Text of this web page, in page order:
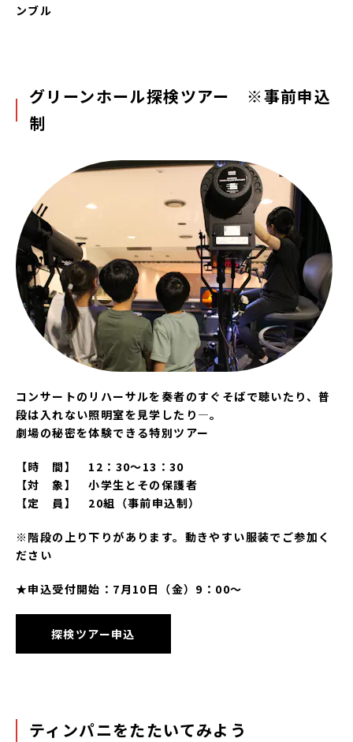
ンブル
グリーンホール探検ツアー ※事前申込
制
コンサートのリハーサルを奏者のすぐそばで聴いたり、普
段は入れない照明室を見学したり―。
劇場の秘密を体験できる特別ツアー
【時 間】 12：30～13：30
【対 象】 小学生とその保護者
【定 員】 20組（事前申込制）
※階段の上り下りがあります。動きやすい服装でご参加く
ださい
★申込受付開始：7月10日（金）9：00～
探検ツアー申込
ティンパニをたたいてみよう